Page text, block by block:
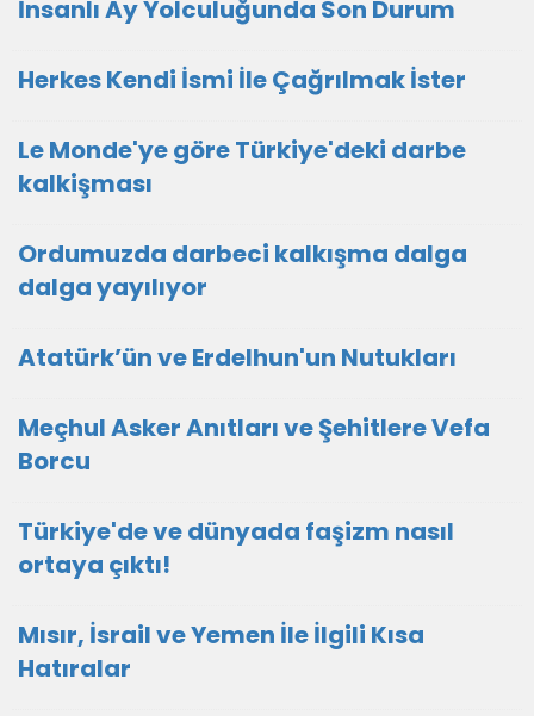
İnsanlı Ay Yolculuğunda Son Durum
Herkes Kendi İsmi İle Çağrılmak İster
Le Monde'ye göre Türkiye'deki darbe
kalkişması
Ordumuzda darbeci kalkışma dalga
dalga yayılıyor
Atatürk’ün ve Erdelhun'un Nutukları
Meçhul Asker Anıtları ve Şehitlere Vefa
Borcu
Türkiye'de ve dünyada faşizm nasıl
ortaya çıktı!
Mısır, İsrail ve Yemen İle İlgili Kısa
Hatıralar